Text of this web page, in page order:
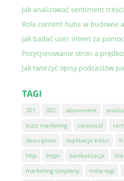
Jak analizować sentiment
Rola content hubs w budowie
Jak badać user intent za
Pozycjonowanie stron a
Jak tworzyć opisy podcastów
TAGI
301 302 abonament
buzz marketing
canonical
description
duplikacja treści
http
https kanibalizacja link
marketing szeptany
meta tagi